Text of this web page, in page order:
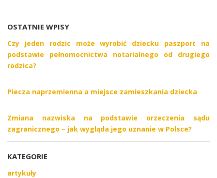
OSTATNIE WPISY
Czy jeden rodzic może wyrobić dziecku paszport na
podstawie pełnomocnictwa notarialnego od drugiego
rodzica?
Piecza naprzemienna a miejsce zamieszkania dziecka
Zmiana nazwiska na podstawie orzeczenia sądu
zagranicznego – jak wygląda jego uznanie w Polsce?
KATEGORIE
artykuły